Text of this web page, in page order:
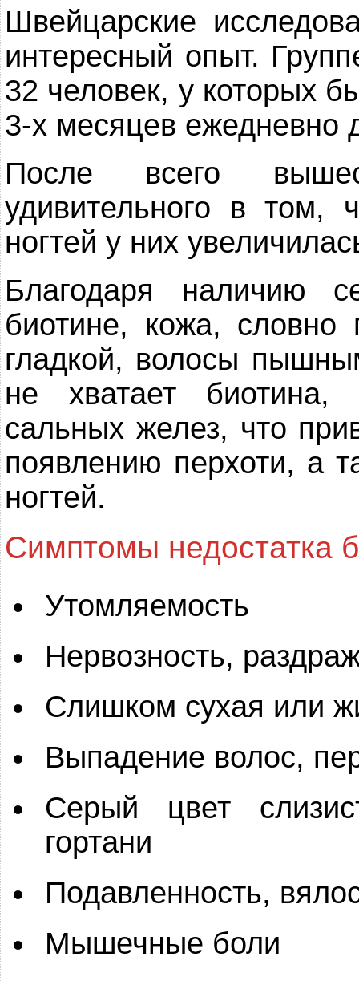
Швейцарские
интересный опыт.
32 человек, у которых
3-х месяцев ежедневно
После всего
удивительного в том,
ногтей у них
Благодаря наличию
биотине, кожа, словно
гладкой, волосы
не хватает биотина,
сальных желез, что
появлению перхоти, а
ногтей.
Симптомы недостатка
Утомляемость
Нервозность,
Слишком сухая или
Выпадение волос,
Серый цвет
гортани
Подавленность,
Мышечные боли